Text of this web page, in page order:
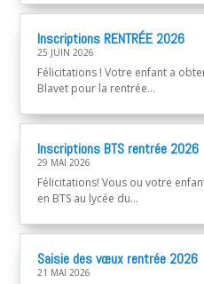
Inscriptions RENTRÉE 2026
25 JUIN 2026
Félicitations ! Votre enfant a
Blavet pour la rentrée...
Inscriptions BTS rentrée 2026
29 MAI 2026
Félicitations! Vous ou votre
en BTS au lycée du...
Saisie des vœux rentrée 2026
21 MAI 2026